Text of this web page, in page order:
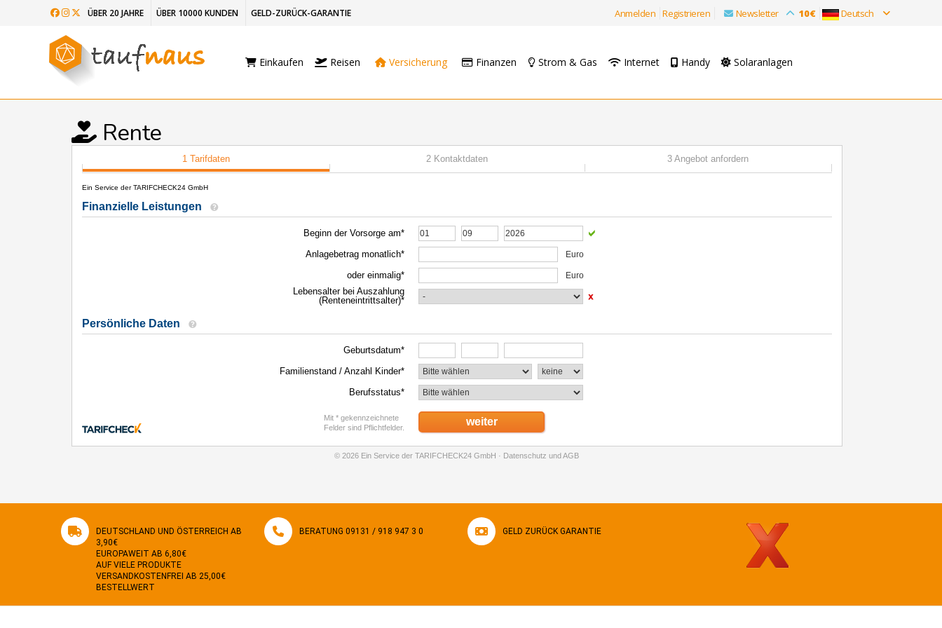
ÜBER 20 JAHRE ÜBER 10000 KUNDEN GELD-ZURÜCK-GARANTIE Anmelden Registrieren Newsletter 10€ Deutsch
Einkaufen Reisen Versicherung Finanzen Strom & Gas Internet Handy Solaranlagen
Rente
DEUTSCHLAND UND ÖSTERREICH AB
3,90€
EUROPAWEIT AB 6,80€
AUF VIELE PRODUKTE
VERSANDKOSTENFREI AB 25,00€
BESTELLWERT
BERATUNG 09131 / 918 947 3 0 GELD ZURÜCK GARANTIE